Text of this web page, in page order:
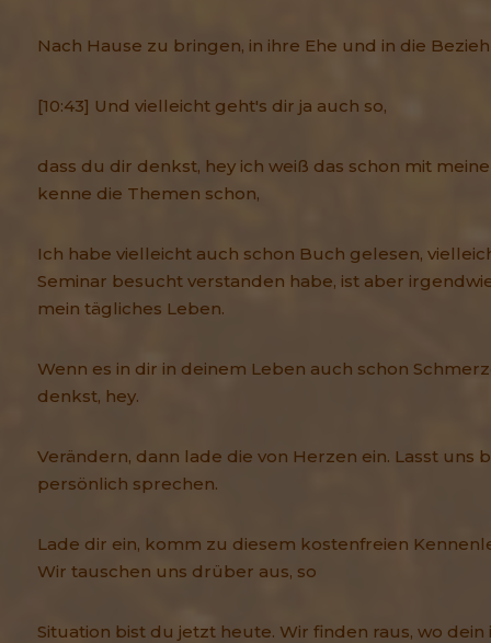
Nach Hause zu bringen, in ihre Ehe und in die
[10:43] Und vielleicht geht's dir ja auch so,
dass du dir denkst, hey ich weiß das schon mit
kenne die Themen schon,
Ich habe vielleicht auch schon Buch gelesen,
Seminar besucht verstanden habe, ist aber
mein tägliches Leben.
Wenn es in dir in deinem Leben auch schon
denkst, hey.
Verändern, dann lade die von Herzen ein. Lasst uns
persönlich sprechen.
Lade dir ein, komm zu diesem kostenfreien
Wir tauschen uns drüber aus, so
Situation bist du jetzt heute. Wir finden raus, wo